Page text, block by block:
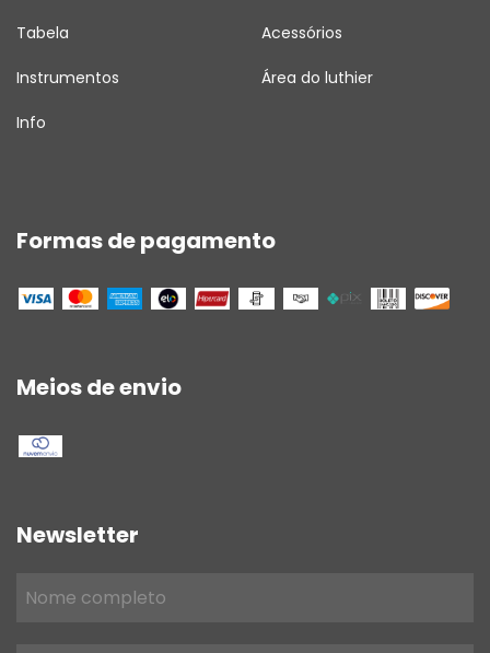
Tabela Acessórios
Instrumentos Área do luthier
Info
Formas de pagamento
Meios de envio
Newsletter